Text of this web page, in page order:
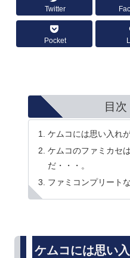
Twitter
Pocket
目次
ケムコには思い入れ
ケムコのファミカセ
だ・・・。
ファミコンプリート
ケムコには思い